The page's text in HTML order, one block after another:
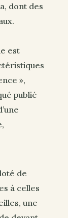
dont des
est
»,
publié
de
à celles
une